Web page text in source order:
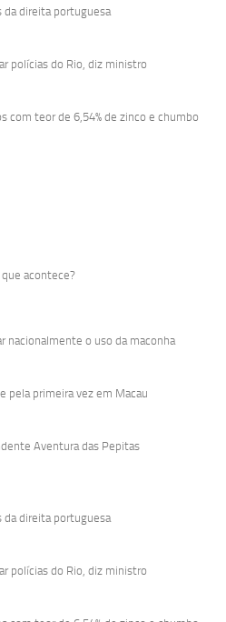
da direita portuguesa
polícias do Rio, diz ministro
com teor de 6,54% de zinco e chumbo
acontece?
nacionalmente o uso da maconha
pela primeira vez em Macau
Aventura das Pepitas
da direita portuguesa
polícias do Rio, diz ministro